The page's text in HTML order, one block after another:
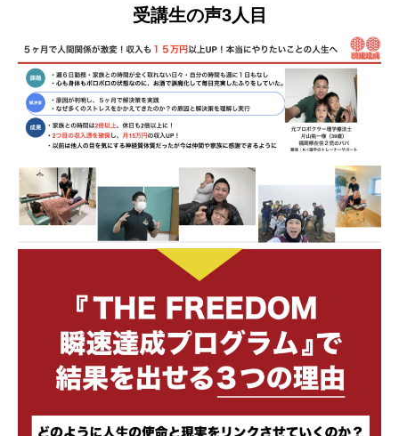
受講生の声3人目